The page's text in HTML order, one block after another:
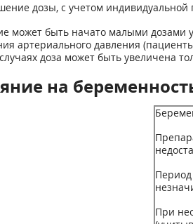
дозы, с учетом
может быть начато малыми дозами
артериального давления
доза может быть увеличена
на
Период
При